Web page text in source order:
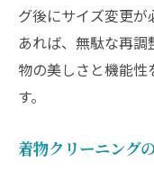
グ後にサイズ変更
あれば、無駄な再
物の美しさと機能
す。
着物クリーニング